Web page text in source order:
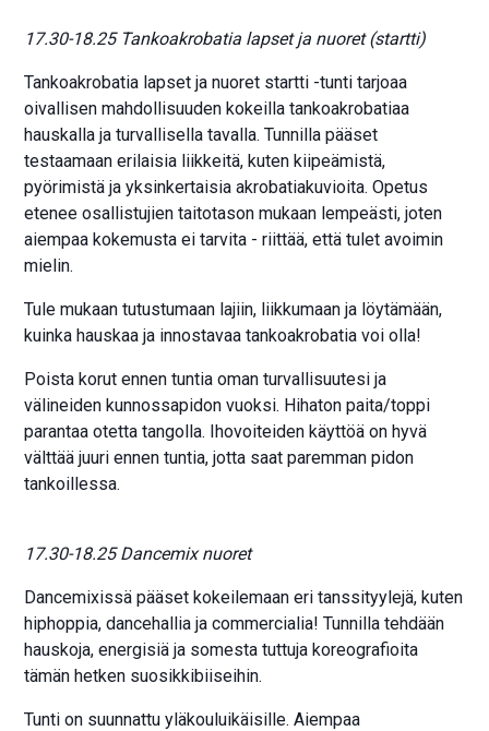
17.30-18.25 Tankoakrobatia lapset ja nuoret (startti)
Tankoakrobatia lapset ja nuoret startti -tunti tarjoaa
oivallisen mahdollisuuden kokeilla tankoakrobatiaa
hauskalla ja turvallisella tavalla. Tunnilla pääset
testaamaan erilaisia liikkeitä, kuten kiipeämistä,
pyörimistä ja yksinkertaisia akrobatiakuvioita. Opetus
etenee osallistujien taitotason mukaan lempeästi, joten
aiempaa kokemusta ei tarvita - riittää, että tulet avoimin
mielin.
Tule mukaan tutustumaan lajiin, liikkumaan ja löytämään,
kuinka hauskaa ja innostavaa tankoakrobatia voi olla!
Poista korut ennen tuntia oman turvallisuutesi ja
välineiden kunnossapidon vuoksi. Hihaton paita/toppi
parantaa otetta tangolla. Ihovoiteiden käyttöä on hyvä
välttää juuri ennen tuntia, jotta saat paremman pidon
tankoillessa.
17.30-18.25 Dancemix nuoret
Dancemixissä pääset kokeilemaan eri tanssityylejä, kuten
hiphoppia, dancehallia ja commercialia! Tunnilla tehdään
hauskoja, energisiä ja somesta tuttuja koreografioita
tämän hetken suosikkibiiseihin.
Tunti on suunnattu yläkouluikäisille. Aiempaa